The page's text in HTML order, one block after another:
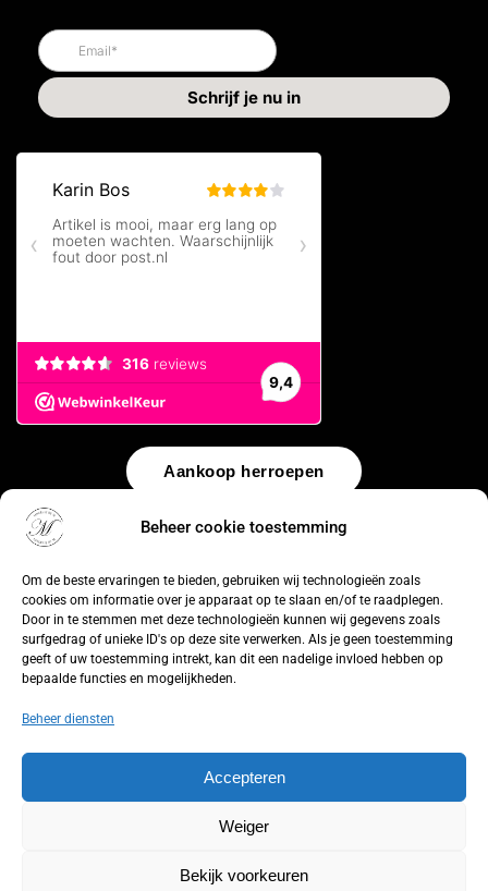
Beheer cookie toestemming
Om de beste ervaringen te bieden, gebruiken wij technologieën zoals
cookies om informatie over je apparaat op te slaan en/of te raadplegen.
Door in te stemmen met deze technologieën kunnen wij gegevens zoals
surfgedrag of unieke ID's op deze site verwerken. Als je geen toestemming
geeft of uw toestemming intrekt, kan dit een nadelige invloed hebben op
bepaalde functies en mogelijkheden.
Beheer diensten
Accepteren
Weiger
Bekijk voorkeuren
Aankoop herroepen
© 2026 by WebUnlimited–Algemene voorwaarden